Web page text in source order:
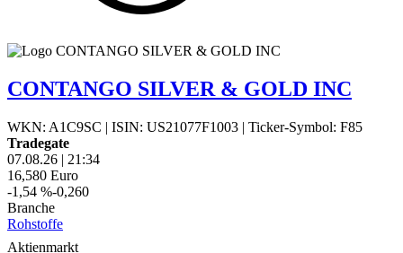
CONTANGO SILVER & GOLD INC
WKN: A1C9SC | ISIN: US21077F1003 | Ticker-Symbol: F85
Tradegate
07.08.26 | 21:34
16,580 Euro
-1,54 %-0,260
Branche
Rohstoffe
Aktienmarkt